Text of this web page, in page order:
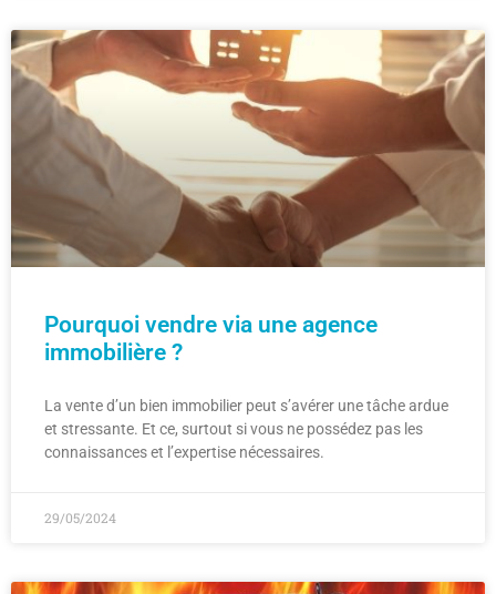
Pourquoi vendre via une agence
immobilière ?
La vente d’un bien immobilier peut s’avérer une tâche ardue
et stressante. Et ce, surtout si vous ne possédez pas les
connaissances et l’expertise nécessaires.
29/05/2024